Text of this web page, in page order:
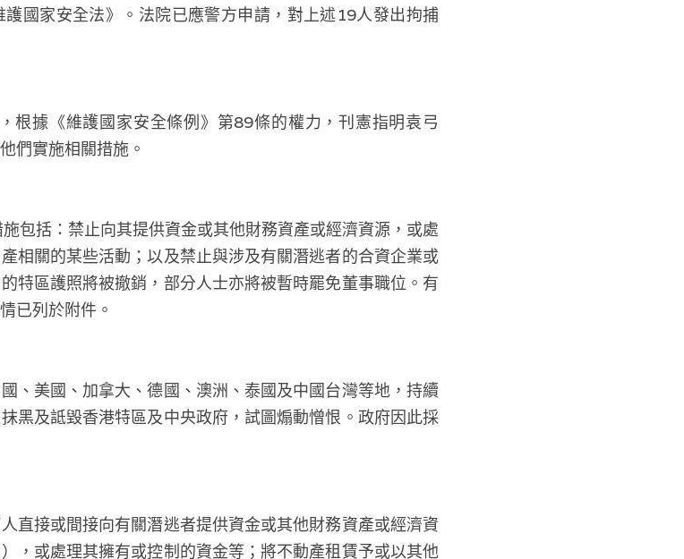
國家安全法》。法院已應警方申請，對上述19人發出拘捕
根據《維護國家安全條例》第89條的權力，刊憲指明袁弓
們實施相關措施。
包括：禁止向其提供資金或其他財務資產或經濟資源，或處
相關的某些活動；以及禁止與涉及有關潛逃者的合資企業或
特區護照將被撤銷，部分人士亦將被暫時罷免董事職位。有
已列於附件。
、美國、加拿大、德國、澳洲、泰國及中國台灣等地，持續
黑及詆毀香港特區及中央政府，試圖煽動憎恨。政府因此採
直接或間接向有關潛逃者提供資金或其他財務資產或經濟資
，或處理其擁有或控制的資金等；將不動產租賃予或以其他